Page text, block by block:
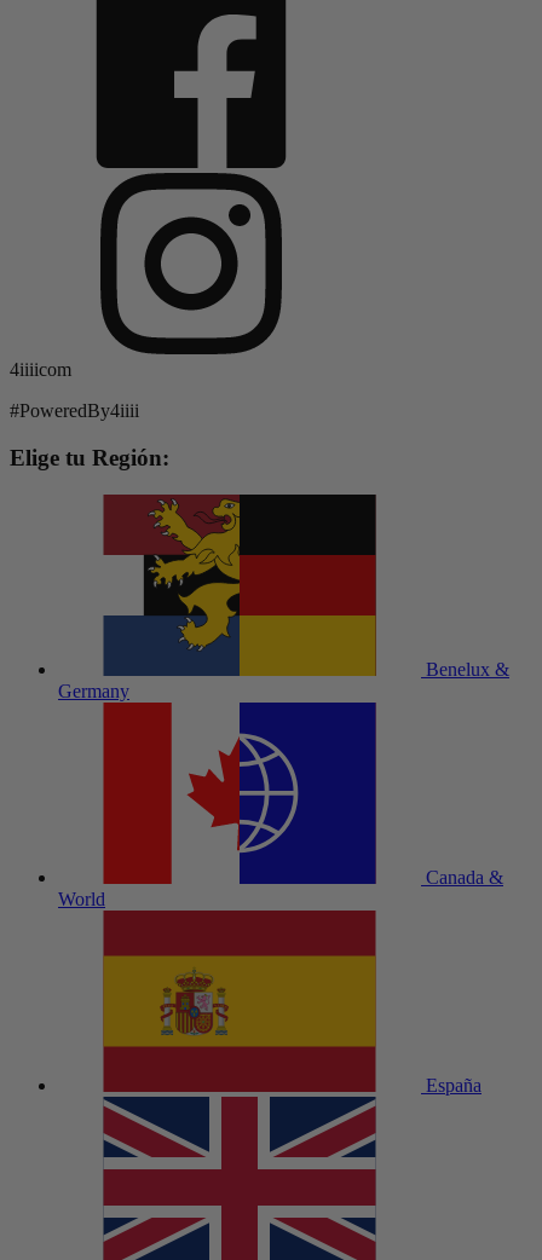
4iiiicom
#PoweredBy4iiii
Elige tu Región:
Benelux &
Germany
Canada &
World
España